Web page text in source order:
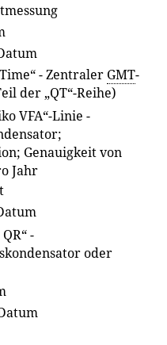
- Zentraler GMT-
der „QT“-Reihe)
VFA“-Linie -
Genauigkeit von
Jahr
-
oder